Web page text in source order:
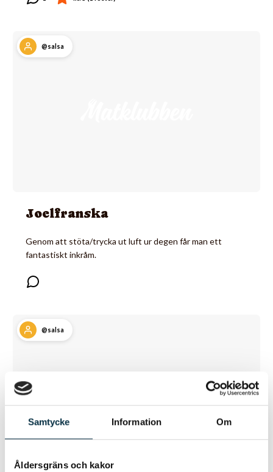
Samtycke Information Om
Åldersgräns och kakor
@salsa
Joelfranska
Genom att stöta/trycka ut luft ur degen får man ett
fantastiskt inkråm.
@salsa